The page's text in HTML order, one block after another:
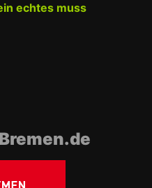
echtes muss